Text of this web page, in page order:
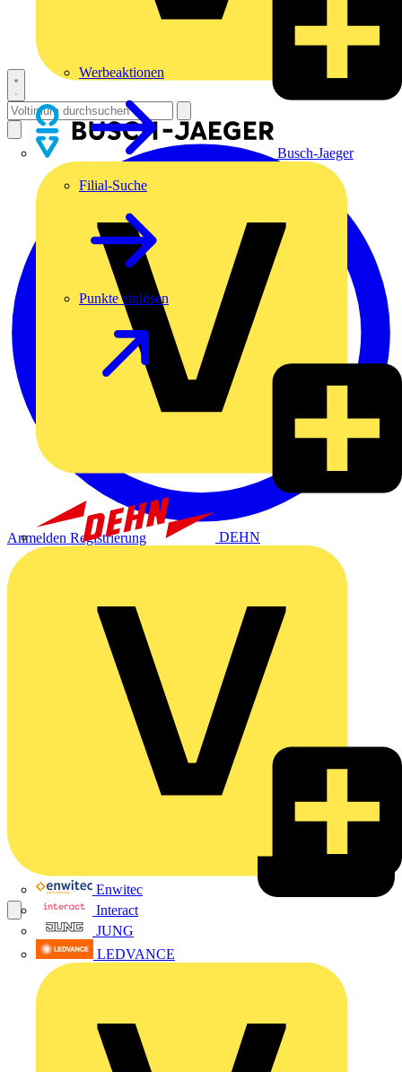
Busch-Jaeger
DEHN
Enwitec
Interact
JUNG
LEDVANCE
Werbeaktionen
Filial-Suche
Punkte einlösen
Anmelden Registrierung